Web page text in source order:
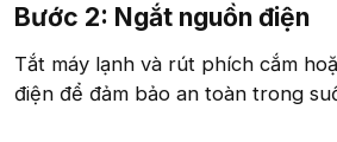
Bước 2: Ngắt nguồn điện​
Tắt máy lạnh và rút phích cắm
điện để đảm bảo an toàn trong